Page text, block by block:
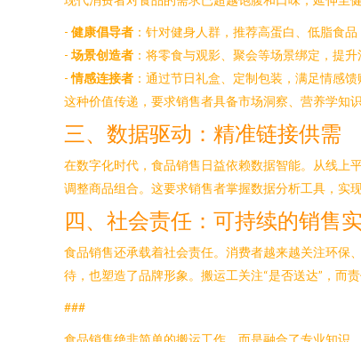
- 健康倡导者 ：针对健身人群，推荐高蛋白、低脂食品
-场景创造者 ：将零食与观影、聚会等场景绑定，提升
-情感连接者 ：通过节日礼盒、定制包装，满足情感馈
这种价值传递，要求销售者具备市场洞察、营养学知
三、数据驱动：精准链接供需
在数字化时代，食品销售日益依赖数据智能。从线上
调整商品组合。这要求销售者掌握数据分析工具，实
四、社会责任：可持续的销售
食品销售还承载着社会责任。消费者越来越关注环保
待，也塑造了品牌形象。搬运工关注“是否送达”，而
###
食品销售绝非简单的搬运工作，而是融合了专业知识